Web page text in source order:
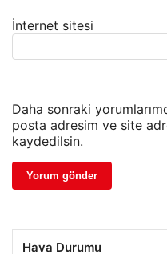
İnternet sitesi
Daha sonraki
posta adresim ve site
kaydedilsin.
Hava Durumu